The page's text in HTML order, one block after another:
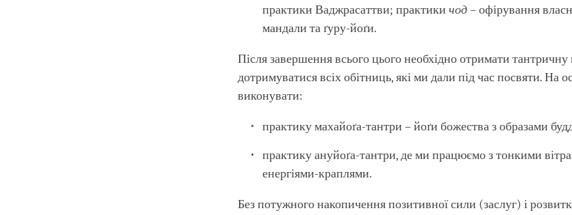
практики Ваджрасаттви; практикичод –офірування
мандали та ґуру-йоґи.
Після завершення всього цього необхідно отримати тантричну
дотримуватися всіх обітниць, які ми дали під час посвяти. На
виконувати:
практику махайоґа-тантри – йоґи божества з образами
практику ануйоґа-тантри, де ми працюємо з тонкими
енергіями-краплями.
Без потужного накопичення позитивної сили (заслуг) і